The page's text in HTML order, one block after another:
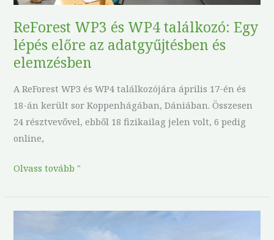
ReForest WP3 és WP4 találkozó: Egy
lépés előre az adatgyűjtésben és
elemzésben
A ReForest WP3 és WP4 találkozójára április 17-én és
18-án került sor Koppenhágában, Dániában. Összesen
24 résztvevővel, ebből 18 fizikailag jelen volt, 6 pedig
online,
elemzésben
Olvass tovább "